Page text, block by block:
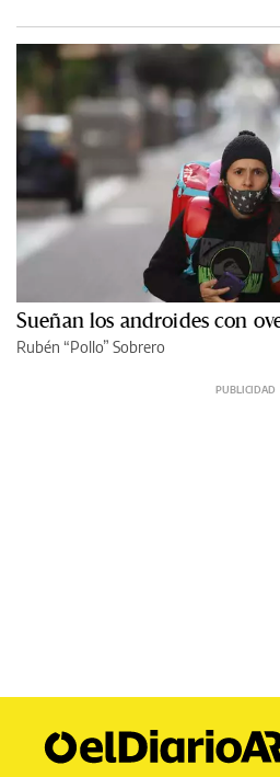
Sueñan los androides con
Rubén “Pollo” Sobrero